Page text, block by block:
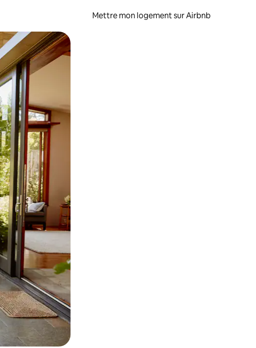
Mettre mon logement sur Airbnb
et en faisant glisser.